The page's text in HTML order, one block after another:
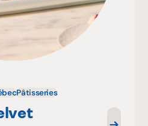
Pâtisseries